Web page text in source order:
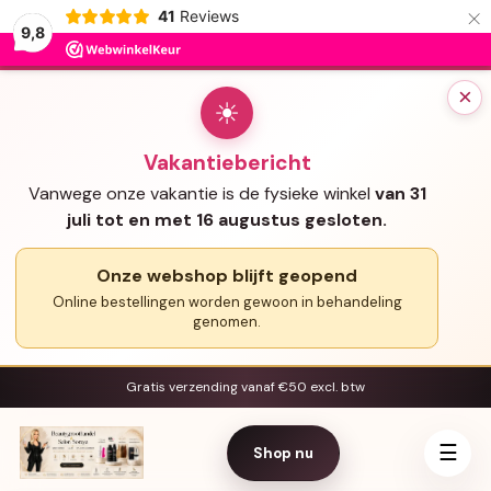
9,8
41 Reviews ×
×
☀
Vakantiebericht
Vanwege onze vakantie is de fysieke winkel van 31
juli tot en met 16 augustus gesloten.
Onze webshop blijft geopend
Online bestellingen worden gewoon in behandeling
genomen.
Gratis verzending vanaf €50 excl. btw
Shop nu ☰